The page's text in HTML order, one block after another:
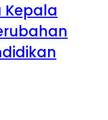
Kepala